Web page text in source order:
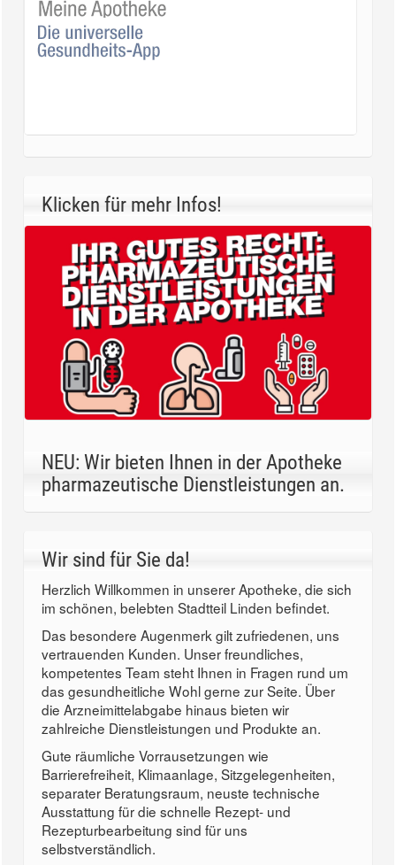
Klicken für mehr Infos!
NEU: Wir bieten Ihnen in der Apotheke
pharmazeutische Dienstleistungen an.
Wir sind für Sie da!
Herzlich Willkommen in unserer Apotheke, die sich
im schönen, belebten Stadtteil Linden befindet.
Das besondere Augenmerk gilt zufriedenen, uns
vertrauenden Kunden. Unser freundliches,
kompetentes Team steht Ihnen in Fragen rund um
das gesundheitliche Wohl gerne zur Seite. Über
die Arzneimittelabgabe hinaus bieten wir
zahlreiche Dienstleistungen und Produkte an.
Gute räumliche Vorrausetzungen wie
Barrierefreiheit, Klimaanlage, Sitzgelegenheiten,
separater Beratungsraum, neuste technische
Ausstattung für die schnelle Rezept- und
Rezepturbearbeitung sind für uns
selbstverständlich.